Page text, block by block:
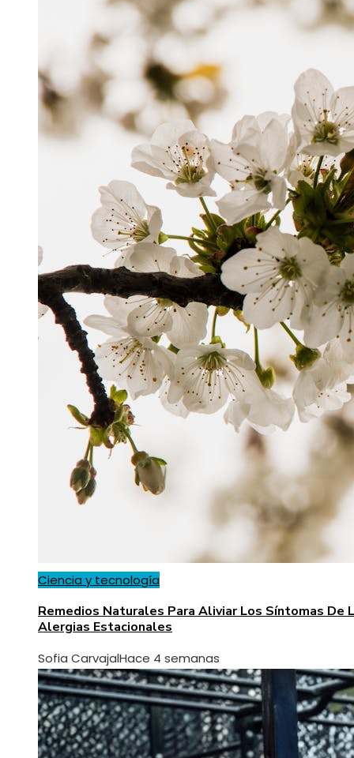
Ciencia y tecnología
Remedios Naturales Para Aliviar Los Síntomas De
Alergias Estacionales
Sofia CarvajalHace 4 semanas